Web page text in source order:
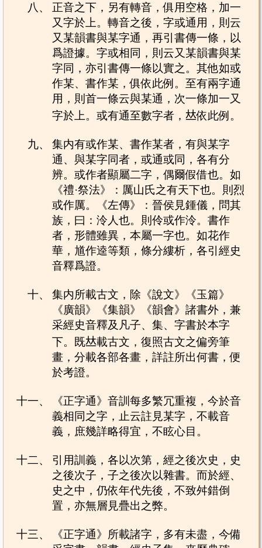
八、
正音之下，另有轉音，俱用空格，加一
又字於上。轉音之後，字或通用，則云
又某韻書與某字通，再引書傳一條，以
爲證據。字或相同，則云又某韻書與某
字同，亦引書傳一條以實之。其他如或
作某、書作某，俱依此例。至有兩字通
用，則首一條云與某通，次一條加一又
字於上。或有通至數字者，𠀤依此例。
九、
集内有或作某、書作某者，有與某字
通、與某字同者，或通或同，各有分
辨。或作者顯屬二字，偶爾假借也。如
《禮·祭法》：厲山氏之有天下也。則烈
或作厲。《左傳》：晉侯見鍾儀，問其
族，曰：泠人也。則伶或作泠。書作
者，形體雖異，本屬一字也。如花作
華，馗作逵等類，條分縷析，各引經史
音釋爲證。
十、
集内所載古文，除《說文》《玉篇》
《廣韻》《集韻》《韻會》諸書外，兼
采經史音釋及凡子、集、字書於本字
下。既𠀤載古文，復照古文之偏旁筆
畫，分載各部各畫，詳註所出何書，便
於考證。
十一、
《正字通》音訓每多繁冗重複，今於音
義相同之字，止云註見某字，不載音
義，庶幾詳略得宜，不眩心目。
十二、
引用訓義，各以次第，經之後次史，史
之後次子，子之後次以雜書。而於經、
史之中，仍依年代先後，不致舛錯倒
置，亦無層見疊出之弊。
十三、
《正字通》所載諸字，多有未盡，今備